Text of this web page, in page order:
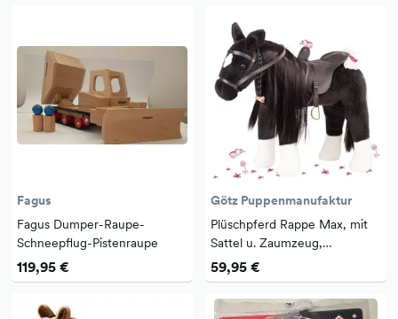
Fagus
Fagus Dumper-Raupe-
Schneepflug-Pistenraupe
119,95 €
Götz Puppenmanufaktur
Plüschpferd Rappe Max, mit
Sattel u. Zaumzeug,
Frisierbürste, Picknickdecke
59,95 €